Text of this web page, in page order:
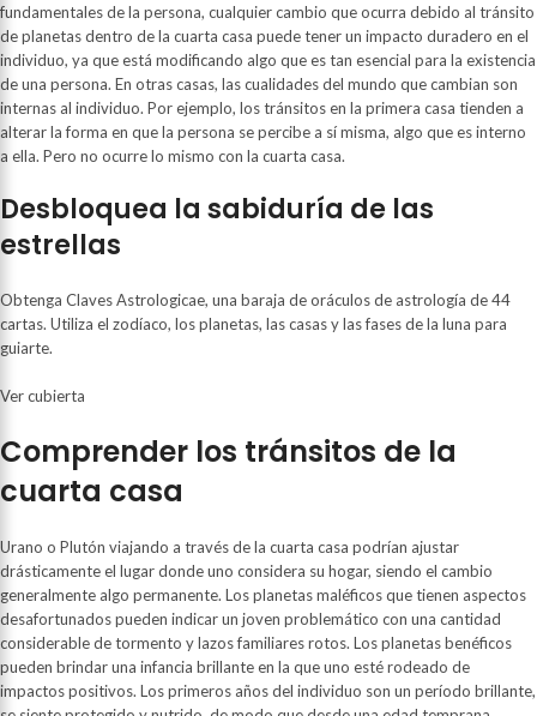
fundamentales de la persona, cualquier cambio que ocurra debido al tránsito
de planetas dentro de la cuarta casa puede tener un impacto duradero en el
individuo, ya que está modificando algo que es tan esencial para la existencia
de una persona. En otras casas, las cualidades del mundo que cambian son
internas al individuo. Por ejemplo, los tránsitos en la primera casa tienden a
alterar la forma en que la persona se percibe a sí misma, algo que es interno
a ella. Pero no ocurre lo mismo con la cuarta casa.
Desbloquea la sabiduría de las
estrellas
Obtenga Claves Astrologicae, una baraja de oráculos de astrología de 44
cartas. Utiliza el zodíaco, los planetas, las casas y las fases de la luna para
guiarte.
Ver cubierta
Comprender los tránsitos de la
cuarta casa
Urano o Plutón viajando a través de la cuarta casa podrían ajustar
drásticamente el lugar donde uno considera su hogar, siendo el cambio
generalmente algo permanente. Los planetas maléficos que tienen aspectos
desafortunados pueden indicar un joven problemático con una cantidad
considerable de tormento y lazos familiares rotos. Los planetas benéficos
pueden brindar una infancia brillante en la que uno esté rodeado de
impactos positivos. Los primeros años del individuo son un período brillante,